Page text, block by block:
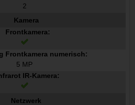
2
Kamera
Frontkamera:
Frontkamera numerisch:
5 MP
IR-Kamera:
Netzwerk